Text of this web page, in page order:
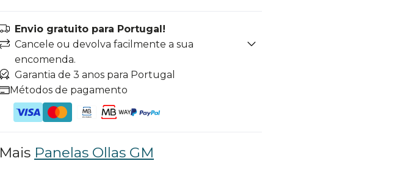
Envio gratuito para Portugal!
Cancele ou devolva facilmente a sua
encomenda.
Garantia de 3 anos para Portugal
Métodos de pagamento
Mais Panelas Ollas GM